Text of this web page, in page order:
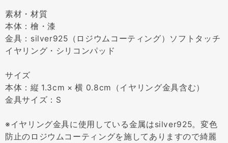
素材・材質
本体：檜・漆
金具：silver925（ロジウムコーティング）ソフトタッチ
イヤリング・シリコンパッド
サイズ
本体：縦 1.3cm × 横 0.8cm（イヤリング金具含む）
金具サイズ：S
※イヤリング金具に使用している金属はsilver925。変色
防止のロジウムコーティングを施してありますので綺麗